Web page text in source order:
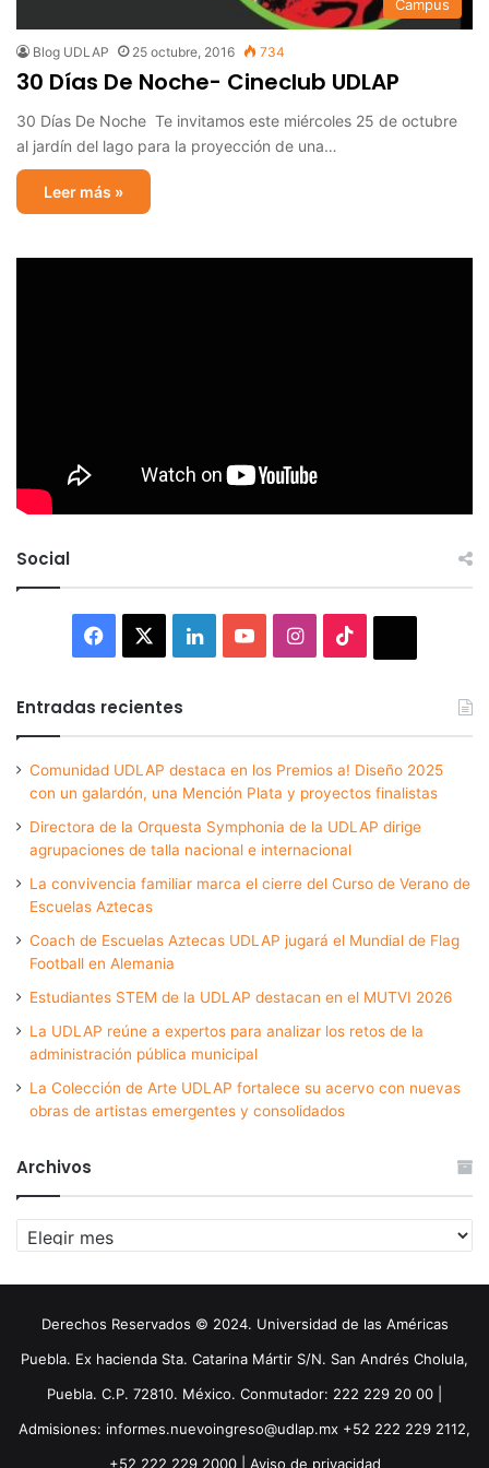
Campus
Blog UDLAP 25 octubre, 2016 734
30 Días De Noche- Cineclub UDLAP
30 Días De Noche Te invitamos este miércoles 25 de octubre
al jardín del lago para la proyección de una…
Leer más »
Social
Facebook LinkedInYouTubeInstagram
Entradas recientes
Comunidad UDLAP destaca en los Premios a! Diseño 2025
con un galardón, una Mención Plata y proyectos finalistas
Directora de la Orquesta Symphonia de la UDLAP dirige
agrupaciones de talla nacional e internacional
La convivencia familiar marca el cierre del Curso de Verano de
Escuelas Aztecas
Coach de Escuelas Aztecas UDLAP jugará el Mundial de Flag
Football en Alemania
Estudiantes STEM de la UDLAP destacan en el MUTVI 2026
La UDLAP reúne a expertos para analizar los retos de la
administración pública municipal
La Colección de Arte UDLAP fortalece su acervo con nuevas
obras de artistas emergentes y consolidados
Archivos
Archivos
Derechos Reservados © 2024. Universidad de las Américas
Puebla. Ex hacienda Sta. Catarina Mártir S/N. San Andrés Cholula,
Puebla. C.P. 72810. México. Conmutador: 222 229 20 00 |
Admisiones: informes.nuevoingreso@udlap.mx +52 222 229 2112,
+52 222 229 2000 | Aviso de privacidad